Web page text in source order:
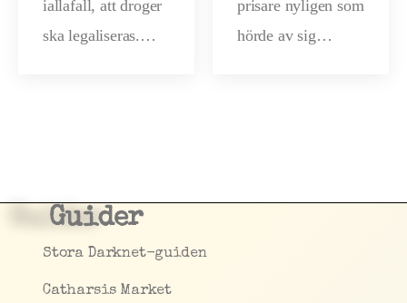
iallafall, att droger
ska legaliseras.…
prisare nyligen som
hörde av sig…
Guider
Stora Darknet-guiden
Catharsis Market